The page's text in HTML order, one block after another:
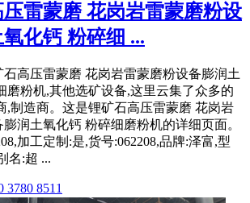
雷蒙磨 花岗岩雷蒙磨粉设
化钙 粉碎细 ...
石高压雷蒙磨 花岗岩雷蒙磨粉设备膨润土
磨粉机,其他选矿设备,这里云集了众多的
,制造商。这是锂矿石高压雷蒙磨 花岗岩
润土氧化钙 粉碎细磨粉机的详细页面。
加工定制:是,货号:062208,品牌:泽富,型
名:超 ...
3780 8511